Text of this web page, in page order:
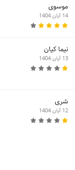
موسوی
14 آبان 1404
نیما کیان
13 آبان 1404
شری
12 آبان 1404